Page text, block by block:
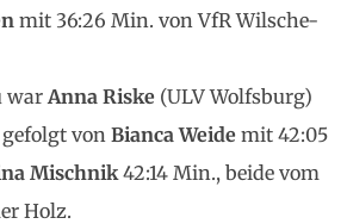
mit 36:26 Min. von VfR Wilsche-
warAnna Riske (ULV Wolfsburg)
von Bianca Weide mit 42:05
Mischnik42:14 Min., beide vom
Holz.